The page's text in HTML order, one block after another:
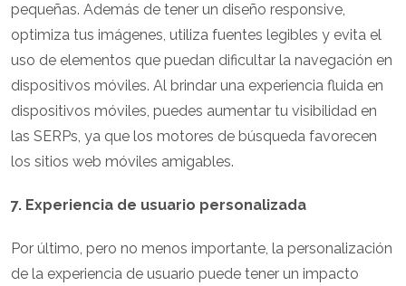
pequeñas. Además de tener un diseño responsive,
optimiza tus imágenes, utiliza fuentes legibles y evita el
uso de elementos que puedan dificultar la navegación en
dispositivos móviles. Al brindar una experiencia fluida en
dispositivos móviles, puedes aumentar tu visibilidad en
las SERPs, ya que los motores de búsqueda favorecen
los sitios web móviles amigables.
7. Experiencia de usuario personalizada
Por último, pero no menos importante, la personalización
de la experiencia de usuario puede tener un impacto